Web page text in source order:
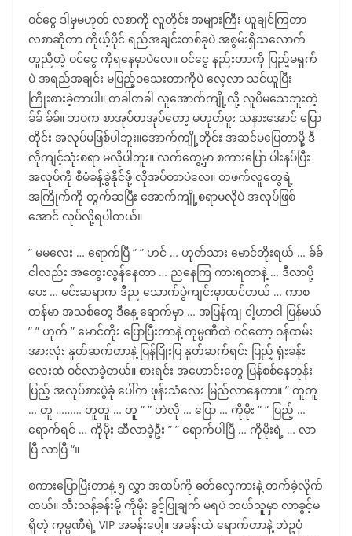
ဝင်ငွေ ဒါမှမဟုတ် လစာကို လူတိုင်း အများကြီး ယူချင်ကြတာ
လစာဆိုတာ ကိုယ့်ပိုင် ရည်အချင်းတစ်ခုပဲ အစွမ်းရှိသလောက်
တူညီတဲ့ ဝင်ငွေ ကိုရနေမှာပဲလေ။ ဝင်ငွေ နည်းတာကို ပြည့်မရှက်
ပဲ အရည်အချင်း မပြည့်ဝသေးတာကိုပဲ လေ့လာ သင်ယူပြီး
ကြိုးစားခဲ့တာပါ။ တခါတခါ လူအောက်ကျို့လို့ လူပိမသေဘူးတဲ့
ခ်ခ် ခ်ခ်။ ဘဝက စာအုပ်တအုပ်တော့ မဟုတ်ဖူး သနားအောင် ပြော
တိုင်း အလုပ်မဖြစ်ပါဘူး။အောက်ကျို့တိုင်း အဆင်မပြေတာမို့ ဒီ
လိုကျင့်သုံးစရာ မလိုပါဘူး။ လက်တွေ့မှာ စကားပြော ပါးနပ်ပြီး
အလုပ်ကို စီမံခန့်ခွဲနိုင်ဖို့ လိုအပ်တာပဲလေ။ တဖက်လူတွေရဲ့
အကြိုက်ကို တွက်ဆပြီး အောက်ကျို့စရာမလိုပဲ အလုပ်ဖြစ်
အောင် လုပ်လို့ရပါတယ်။
” မမလေး … ရောက်ပြီ ” ” ဟင် … ဟုတ်သား မောင်တိုးရယ် … ခ်ခ်
ငါလည်း အတွေးလွန်နေတာ … ညနေကြ ကားရတာနဲ့ … ဒီလာပို့
ပေး … မင်းဆရာက ဒီည သောက်ပွဲကျင်းမှာထင်တယ် … ကာစ
တန်မာ အသစ်တွေ ဒီနေ့ ရောက်မှာ … အပြန်ကျ ငါ့ဟာငါ ပြန်မယ်
” ” ဟုတ် ” မောင်တိုး ပြောပြီးတာနဲ့ ကုမ္ပဏီထဲ ဝင်တော့ ဝန်ထမ်း
အားလုံး နူတ်ဆက်တာနဲ့ ပြန်ပြုံးပြ နူတ်ဆက်ရင်း ပြည့် ရုံးခန်း
လေးထဲ ဝင်လာခဲ့တယ်။ စားရင်း အဟောင်းတွေ ပြန်စစ်နေတုန်း
ပြည့် အလုပ်စားပွဲခုံ ပေါ်က ဖုန်းသံလေး မြည်လာနေတာ။ ” တူတူ
… တူ ……… တူတူ … တူ ” ” ဟဲလို … ပြော … ကိုမိုး ” ” ပြည့် …
ရောက်ရင် … ကိုမိုး ဆီလာခဲ့ဦး ” ” ရောက်ပါပြီ … ကိုမိုးရဲ့ … လာ
ပြီ လာပြီ “။
စကားပြောပြီးတာနဲ့ ၅ လွှာ အထပ်ကို ဓတ်လှေကားနဲ့ တက်ခဲ့လိုက်
တယ်။ သီးသန့်ခန်းမို့ ကိုမိုး ခွင့်ပြုချက် မရပဲ ဘယ်သူမှာ လာခွင့်မ
ရှိတဲ့ ကုမ္ပဏီရဲ့ VIP အခန်းပေါ့။ အခန်းထဲ ရောက်တာနဲ့ ဘဲဥပုံ